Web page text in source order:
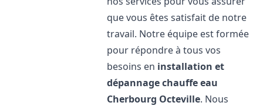
que vous êtes satisfait de notre
travail. Notre équipe est formée
pour répondre à tous vos
besoins en installation et
dépannage chauffe eau
Cherbourg Octeville. Nous